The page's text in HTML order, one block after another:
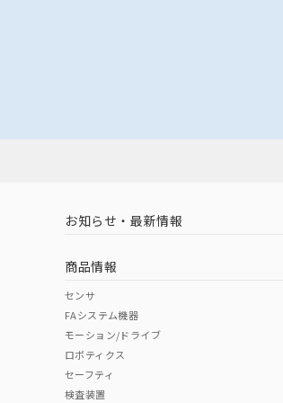
お知らせ・最新情報
商品情報
センサ
FAシステム機器
モーション/ドライブ
ロボティクス
セーフティ
検査装置